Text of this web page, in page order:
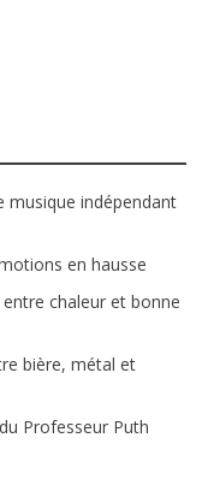
musique indépendant
en hausse
chaleur et bonne
bière, métal et
Professeur Puth